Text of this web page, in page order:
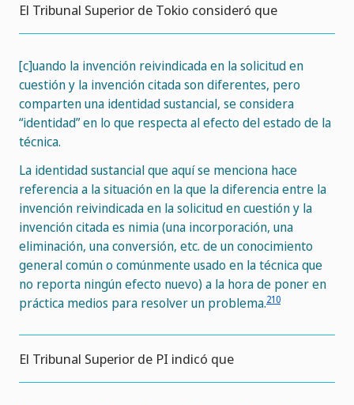
El Tribunal Superior de Tokio consideró que
[c]uando la invención reivindicada en la solicitud en
cuestión y la invención citada son diferentes, pero
comparten una identidad sustancial, se considera
“identidad” en lo que respecta al efecto del estado de la
técnica.
La identidad sustancial que aquí se menciona hace
referencia a la situación en la que la diferencia entre la
invención reivindicada en la solicitud en cuestión y la
invención citada es nimia (una incorporación, una
eliminación, una conversión, etc. de un conocimiento
general común o comúnmente usado en la técnica que
no reporta ningún efecto nuevo) a la hora de poner en
práctica medios para resolver un problema.210
El Tribunal Superior de PI indicó que